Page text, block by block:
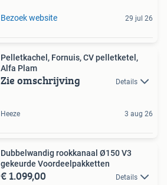
Bezoek website 29 jul 26
Pelletkachel, Fornuis, CV pelletketel,
Alfa Plam
Zie omschrijving Details
Heeze 3 aug 26
Dubbelwandig rookkanaal Ø150 V3
gekeurde Voordeelpakketten
€ 1.099,00 Details